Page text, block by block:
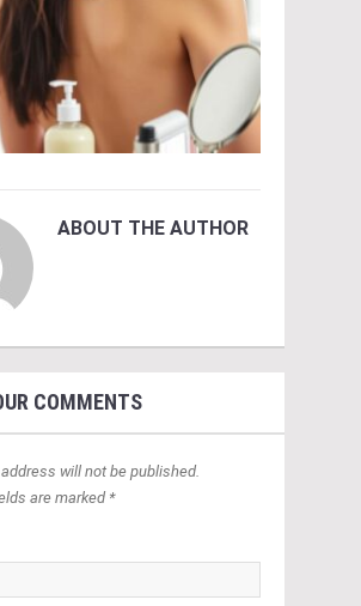
ABOUT THE AUTHOR
COMMENTS
will not be published.
are marked *